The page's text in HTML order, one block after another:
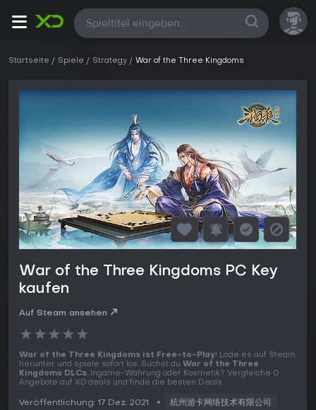
Alle
Startseite Spiele Strategy War of the Three Kingdoms
War of the Three Kingdoms PC Key
kaufen
Auf Steam ansehen
★★★★★
War of the Three Kingdoms ist Free-to-Play! Lade es auf Steam
herunter und spiele sofort los. Suchst du War of the Three
Kingdoms DLCs, Ingame-Währung oder Kosmetik? Vergleiche 0
Angebote auf XD.deals und finde die besten Deals.
Veröffentlichung: 17 Dez. 2021 杭州游卡网络技术有限公司